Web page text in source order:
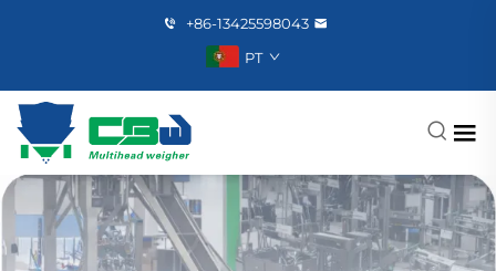
+86-13425598043
PT